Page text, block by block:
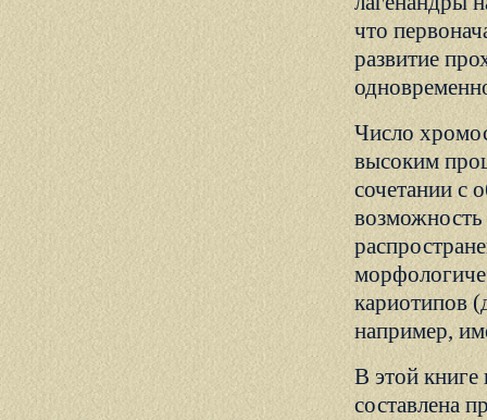
что
развитие
Число
высоким
сочетании с
возможность
кариотипов
например,
В этой
составлена